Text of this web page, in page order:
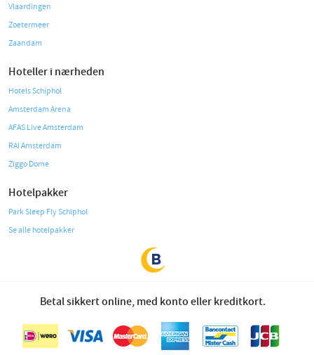
Vlaardingen
Zoetermeer
Zaandam
Hoteller i nærheden
Hotels Schiphol
Amsterdam Arena
AFAS Live Amsterdam
RAI Amsterdam
Ziggo Dome
Hotelpakker
Park Sleep Fly Schiphol
Se alle hotelpakker
Betal sikkert online, med konto eller kreditkort.